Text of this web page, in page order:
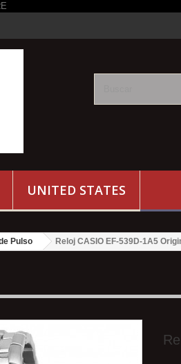
UNITED STATES
Pulso Reloj CASIO EF-539D-1A5